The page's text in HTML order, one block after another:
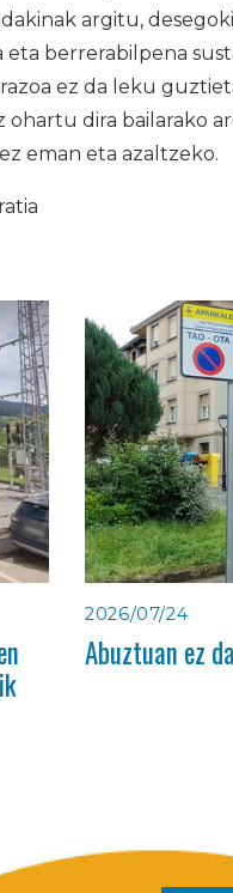
argitu,
berrerabilpena
ez da leku
ohartu dira bailarako
eman eta azaltzeko.
2026/07/24
Abuztuan ez